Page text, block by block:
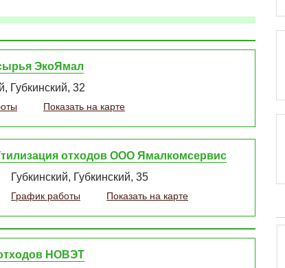
ЭкоЯмал
Губкинский, 32
Показать на карте
отходов ООО Ямалкомсервис
Губкинский, Губкинский, 35
График работы Показать на карте
НОВЭТ